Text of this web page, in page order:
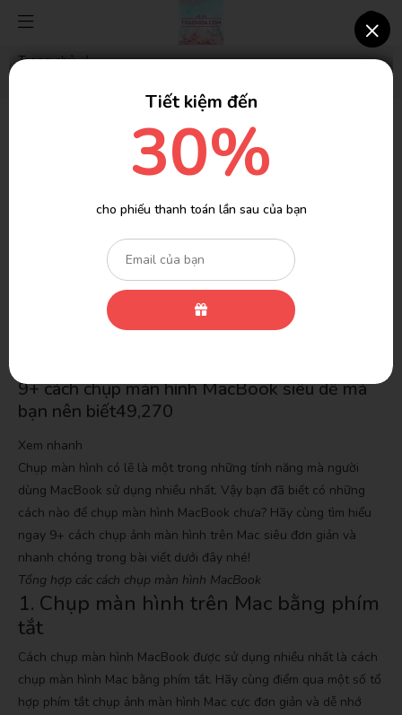
Trang chủ /
9+ cách chụp màn hình MacBook siêu dễ mà
Chụp màn hình có lẽ là một trong những tính năng mà người
dùng MacBook sử dụng nhiều nhất. Vậy bạn đã biết có những
cách nào để chụp màn hình MacBook chưa? Hãy cùng tìm hiểu
ngay 9+ cách chụp ảnh màn hình trên Mac siêu đơn giản và
9+ cách chụp màn hình MacBook siêu dễ mà
bạn nên biết49,270
Xem nhanh
Chụp màn hình có lẽ là một trong những tính năng mà người
dùng MacBook sử dụng nhiều nhất. Vậy bạn đã biết có những
cách nào để chụp màn hình MacBook chưa? Hãy cùng tìm hiểu
ngay 9+ cách chụp ảnh màn hình trên Mac siêu đơn giản và
nhanh chóng trong bài viết dưới đây nhé!
Tổng hợp các cách chụp màn hình MacBook
1. Chụp màn hình trên Mac bằng phím
tắt
Cách chụp màn hình MacBook được sử dụng nhiều nhất là cách
chụp màn hình Mac bằng phím tắt. Hãy cùng điểm qua một số tổ
hợp phím tắt chụp ảnh màn hình Mac cực đơn giản và dễ nhớ
×
Tiết kiệm đến
30%
cho phiếu thanh toán lần sau của bạn